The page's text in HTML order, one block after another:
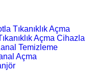
Tıkanıklık Açma
Açma Cihazla
Temizleme
Açma